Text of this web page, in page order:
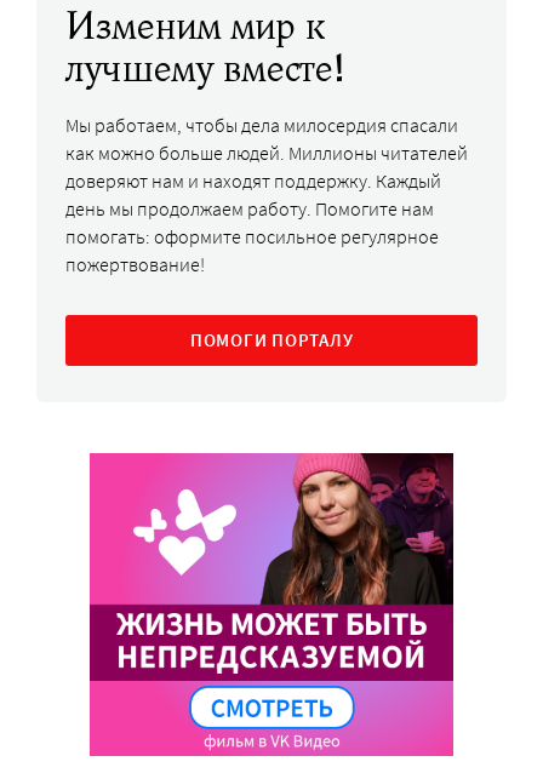
Изменим мир к
лучшему вместе!
Мы работаем, чтобы дела милосердия спасали
как можно больше людей. Миллионы читателей
доверяют нам и находят поддержку. Каждый
день мы продолжаем работу. Помогите нам
помогать: оформите посильное регулярное
пожертвование!
ПОМОГИ ПОРТАЛУ